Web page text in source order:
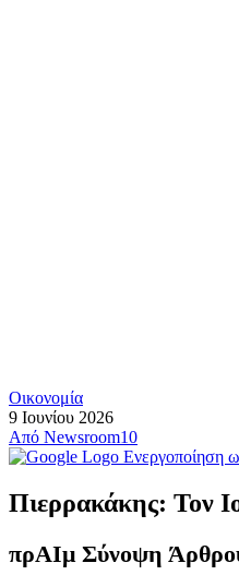
Οικονομία
9 Ιουνίου 2026
Από Newsroom10
Ενεργοποίηση
Πιερρακάκης: Τον
πρΑΙμ Σύνοψη